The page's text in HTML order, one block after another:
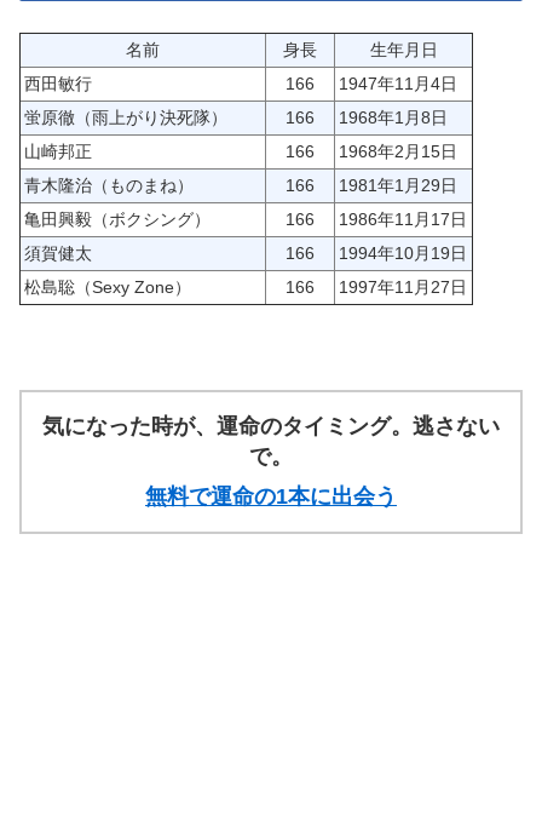
名前 身長
生年月日
西田敏行
166
1947年11月4日
蛍原徹（雨上がり決死隊）
166
1968年1月8日
山崎邦正
166
1968年2月15日
青木隆治（ものまね）
166
1981年1月29日
亀田興毅（ボクシング）
166
1986年11月17日
須賀健太
166
1994年10月19日
松島聡（Sexy Zone）
166 1997年11月27日
気になった時が、運命のタイミング。逃さない
で。
無料で運命の1本に出会う